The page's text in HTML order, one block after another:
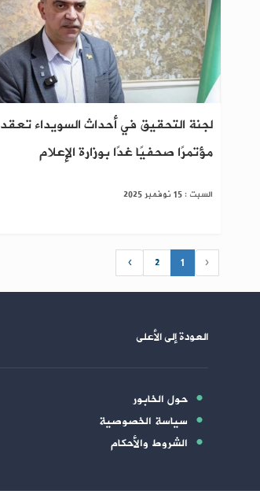
لجنة التحقيق في أحداث السويداء تعقد
مؤتمرًا صحفيًا غدًا بوزارة الإعلام
السبت : 15 نوفمبر 2025
‹
1
2
›
العودة إلى الأعلى
حول الخابور
سياسة الخصوصية
الشروط والأحكام